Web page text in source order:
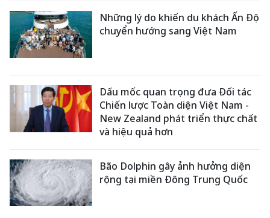
Những lý do khiến du khách Ấn Độ
chuyển hướng sang Việt Nam
Dấu mốc quan trọng đưa Đối tác
Chiến lược Toàn diện Việt Nam -
New Zealand phát triển thực chất
và hiệu quả hơn
Bão Dolphin gây ảnh hưởng diện
rộng tại miền Đông Trung Quốc